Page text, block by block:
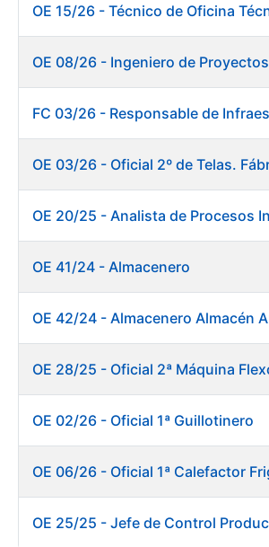
OE 08/26 - Ingeniero de Proyectos
OE 41/24 - Almacenero
OE 02/26 - Oficial 1ª Guillotinero